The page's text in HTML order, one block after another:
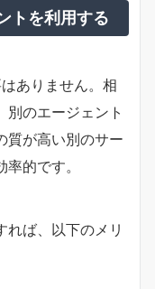
トを利用する
ありません。相
別のエージェント
質が高い別のサー
的です。
れば、以下のメリ